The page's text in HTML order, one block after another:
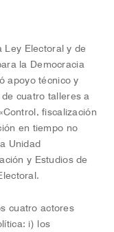
Ley Electoral y de
la Democracia
apoyo técnico y
cuatro talleres a
fiscalización
en tiempo no
Unidad
y Estudios de
cuatro actores
i) los